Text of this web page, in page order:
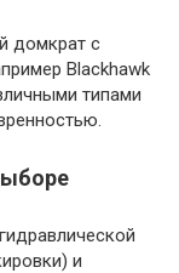
домкрат с
Blackhawk
типами
и